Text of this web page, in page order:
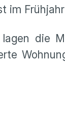
im
die